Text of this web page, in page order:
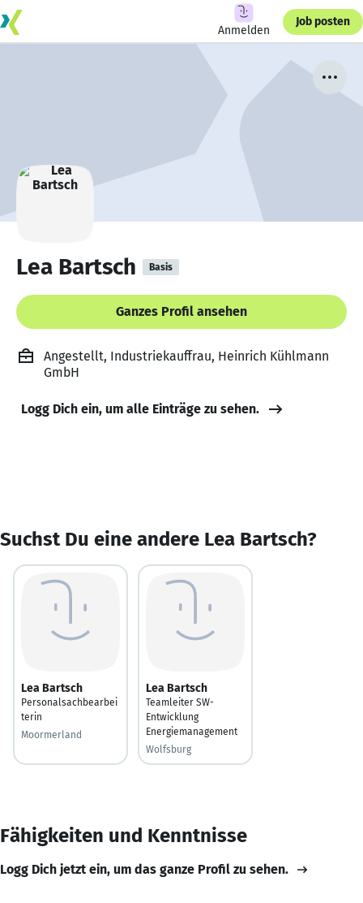
Anmelden
Job posten
Lea Bartsch Basis
Ganzes Profil ansehen
Angestellt, Industriekauffrau, Heinrich Kühlmann
GmbH
Logg Dich ein, um alle Einträge zu sehen.
Suchst Du eine andere Lea Bartsch?
Lea Bartsch
Personalsachbearbei
terin
Moormerland
Lea Bartsch
Teamleiter SW-
Entwicklung
Energiemanagement
Wolfsburg
Fähigkeiten und Kenntnisse
Logg Dich jetzt ein, um das ganze Profil zu sehen.